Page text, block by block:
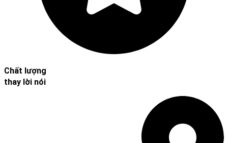
Chất lượng
thay lời nói